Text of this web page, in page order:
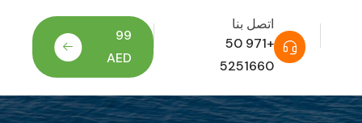
اتصل بنا
+971 50
5251660
99
AED